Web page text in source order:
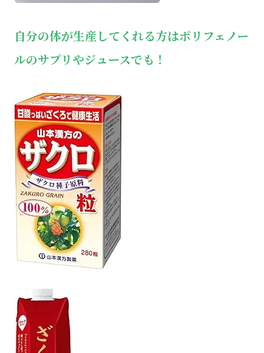
自分の体が生産してくれる方はポリフェノー
ルのサプリやジュースでも！